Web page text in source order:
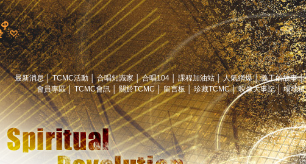
最新消息│ TCMC活動│ 合唱知識家│ 合唱104 │ 課程加油站│ 人氣網爆│ 義工的故事│
會員專區│ TCMC會訊│ 關於TCMC│ 留言板│ 珍藏TCMC│ 映像大事記│ 場地